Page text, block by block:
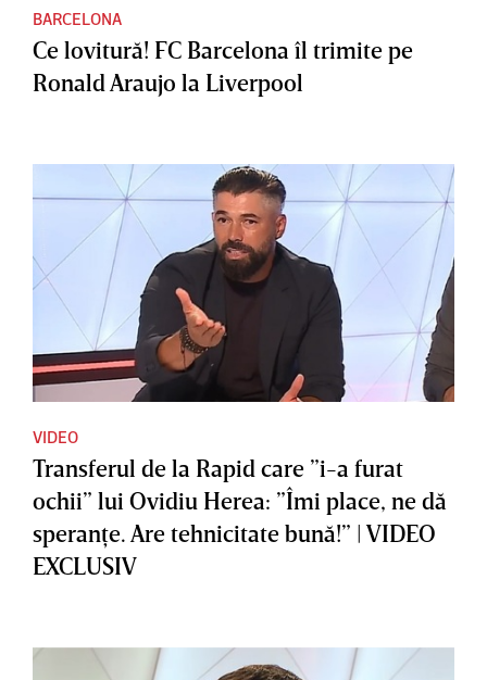
BARCELONA
Ce lovitură! FC Barcelona îl trimite pe
Ronald Araujo la Liverpool
VIDEO
Transferul de la Rapid care ”i-a furat
ochii” lui Ovidiu Herea: ”Îmi place, ne dă
speranţe. Are tehnicitate bună!” | VIDEO
EXCLUSIV